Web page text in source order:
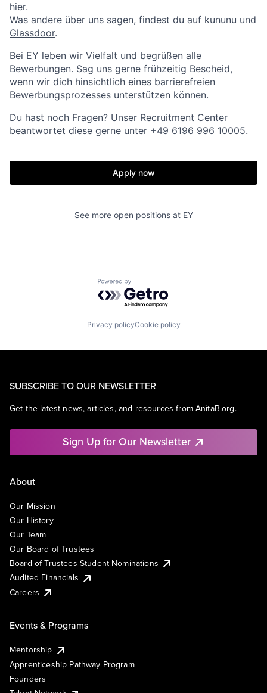
hier.
Was andere über uns sagen, findest du auf kununu und
Glassdoor.
Bei EY leben wir Vielfalt und begrüßen alle
Bewerbungen. Sag uns gerne frühzeitig Bescheid,
wenn wir dich hinsichtlich eines barrierefreien
Bewerbungsprozesses unterstützen können.
Du hast noch Fragen? Unser Recruitment Center
beantwortet diese gerne unter +49 6196 996 10005.
Apply now
See more open positions at EY
Powered by Getro.com
Privacy policyCookie policy
SUBSCRIBE TO OUR NEWSLETTER
Get the latest news, articles, and resources from AnitaB.org.
Sign Up for Our Newsletter
About
Our Mission
Our History
Our Team
Our Board of Trustees
Board of Trustees Student Nominations
Audited Financials
Careers
Events & Programs
Mentorship
Apprenticeship Pathway Program
Founders